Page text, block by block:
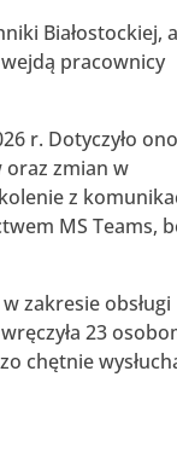
Białostockiej,
pracownicy
r. Dotyczyło ono
oraz zmian w
z
MS Teams,
zakresie obsługi
23
chętnie